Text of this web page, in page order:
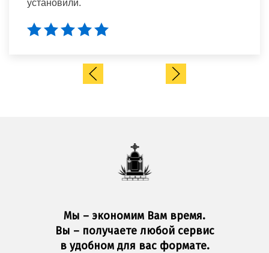
установили.
Мы – экономим Вам время.
Вы – получаете любой сервис
в удобном для вас формате.